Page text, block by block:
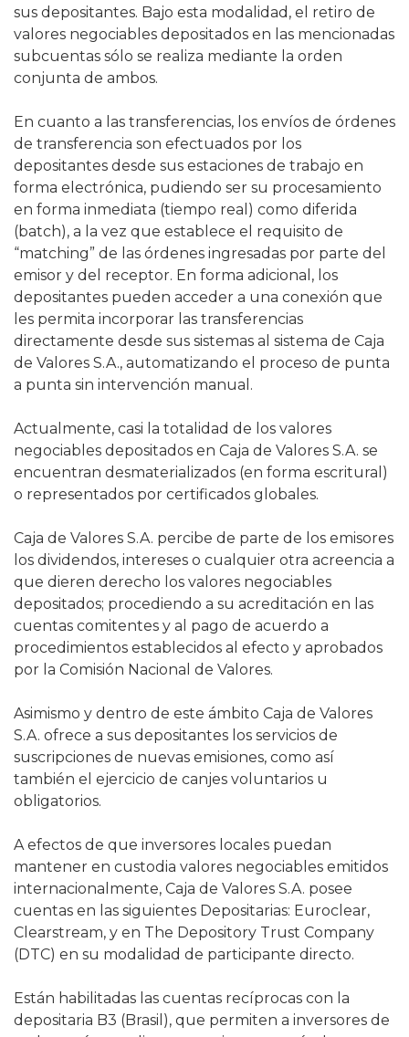
sus depositantes. Bajo esta modalidad, el retiro de
valores negociables depositados en las mencionadas
subcuentas sólo se realiza mediante la orden
conjunta de ambos.
En cuanto a las transferencias, los envíos de órdenes
de transferencia son efectuados por los
depositantes desde sus estaciones de trabajo en
forma electrónica, pudiendo ser su procesamiento
en forma inmediata (tiempo real) como diferida
(batch), a la vez que establece el requisito de
“matching” de las órdenes ingresadas por parte del
emisor y del receptor. En forma adicional, los
depositantes pueden acceder a una conexión que
les permita incorporar las transferencias
directamente desde sus sistemas al sistema de Caja
de Valores S.A., automatizando el proceso de punta
a punta sin intervención manual.
Actualmente, casi la totalidad de los valores
negociables depositados en Caja de Valores S.A. se
encuentran desmaterializados (en forma escritural)
o representados por certificados globales.
Caja de Valores S.A. percibe de parte de los emisores
los dividendos, intereses o cualquier otra acreencia a
que dieren derecho los valores negociables
depositados; procediendo a su acreditación en las
cuentas comitentes y al pago de acuerdo a
procedimientos establecidos al efecto y aprobados
por la Comisión Nacional de Valores.
Asimismo y dentro de este ámbito Caja de Valores
S.A. ofrece a sus depositantes los servicios de
suscripciones de nuevas emisiones, como así
también el ejercicio de canjes voluntarios u
obligatorios.
A efectos de que inversores locales puedan
mantener en custodia valores negociables emitidos
internacionalmente, Caja de Valores S.A. posee
cuentas en las siguientes Depositarias: Euroclear,
Clearstream, y en The Depository Trust Company
(DTC) en su modalidad de participante directo.
Están habilitadas las cuentas recíprocas con la
depositaria B3 (Brasil), que permiten a inversores de